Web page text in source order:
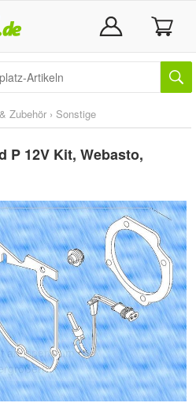
Zubehör › Sonstige
P 12V Kit, Webasto,
antippen zum